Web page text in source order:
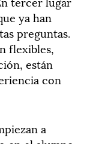
ya han
preguntas.
flexibles,
están
con
a